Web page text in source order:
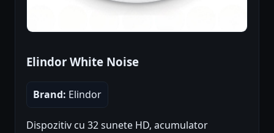
Elindor White Noise
Brand: Elindor
Dispozitiv cu 32 sunete HD, acumulator